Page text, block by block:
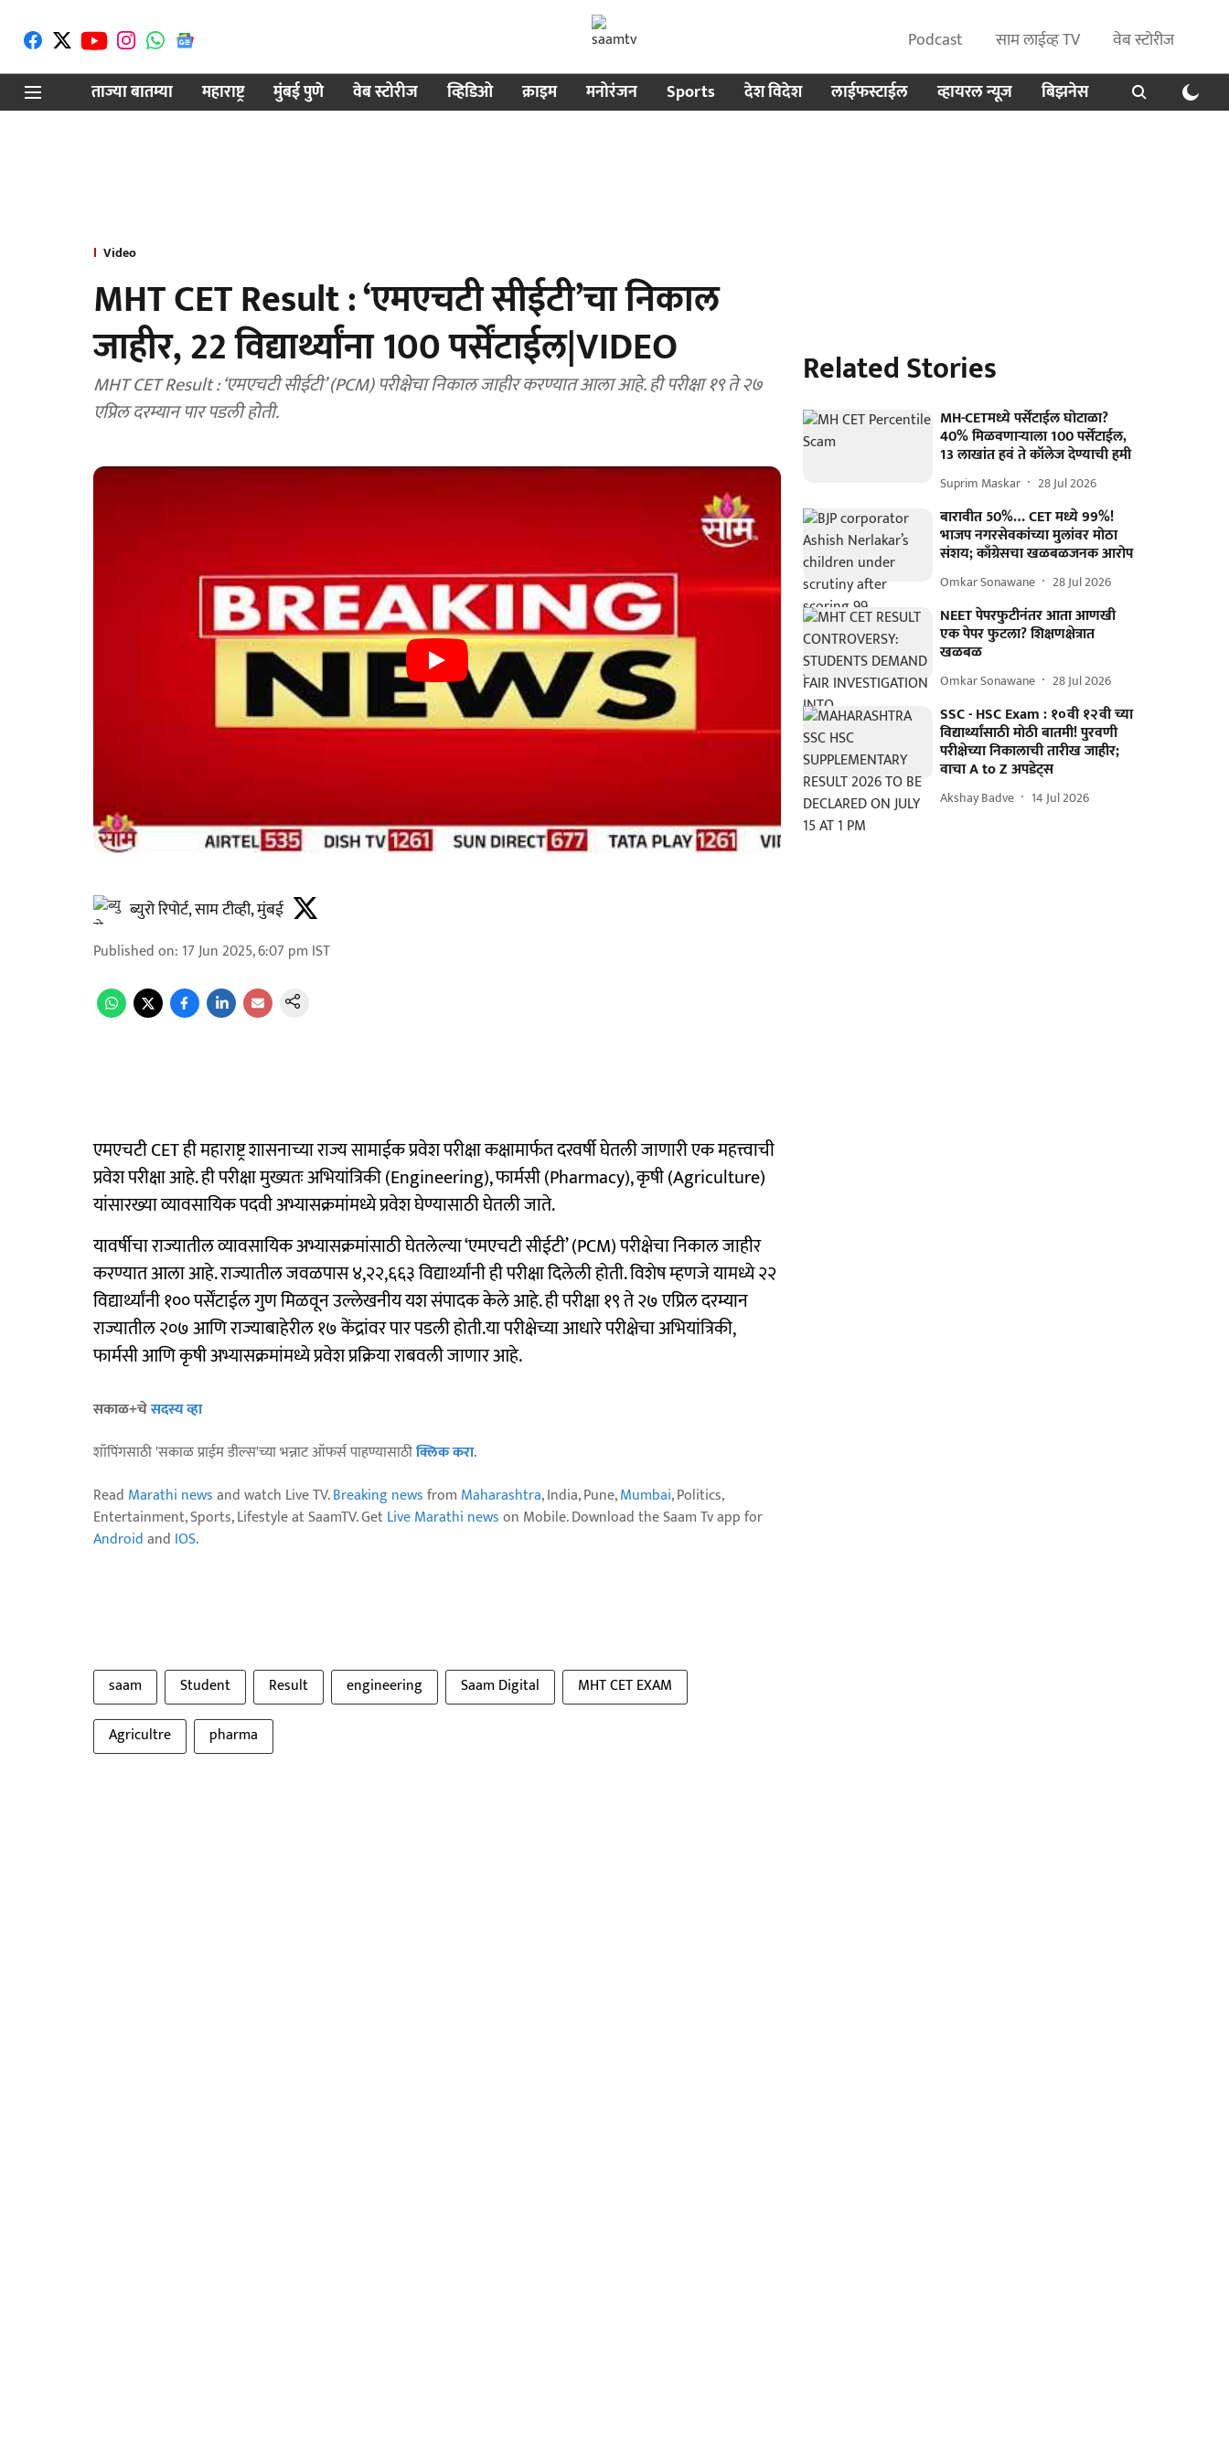
Podcast साम लाईव्ह TV
वेब स्टोरीज
ताज्या बातम्या
महाराष्ट्र मुंबई पुणे वेब स्टोरीज व्हिडिओ क्राइम मनोरंजन Sports देश विदेश लाईफस्टाईल व्हायरल न्यूज बिझनेस
Video
MHT CET Result : ‘एमएचटी सीईटी’चा निकाल
जाहीर, 22 विद्यार्थ्यांना 100 पर्सेंटाईल|VIDEO
MHT CET Result : ‘एमएचटी सीईटी’ (PCM) परीक्षेचा निकाल जाहीर करण्यात आला आहे. ही परीक्षा १९ ते २७
एप्रिल दरम्यान पार पडली होती.
ब्युरो रिपोर्ट, साम टीव्ही, मुंबई
Published on: 17 Jun 2025, 6:07 pm IST
एमएचटी CET ही महाराष्ट्र शासनाच्या राज्य सामाईक प्रवेश परीक्षा कक्षामार्फत दरवर्षी घेतली जाणारी एक महत्त्वाची
प्रवेश परीक्षा आहे. ही परीक्षा मुख्यतः अभियांत्रिकी (Engineering), फार्मसी (Pharmacy), कृषी (Agriculture)
यांसारख्या व्यावसायिक पदवी अभ्यासक्रमांमध्ये प्रवेश घेण्यासाठी घेतली जाते.
यावर्षीचा राज्यातील व्यावसायिक अभ्यासक्रमांसाठी घेतलेल्या ‘एमएचटी सीईटी’ (PCM) परीक्षेचा निकाल जाहीर
करण्यात आला आहे. राज्यातील जवळपास ४,२२,६६३ विद्यार्थ्यांनी ही परीक्षा दिलेली होती. विशेष म्हणजे यामध्ये २२
विद्यार्थ्यांनी १०० पर्सेंटाईल गुण मिळवून उल्लेखनीय यश संपादक केले आहे. ही परीक्षा १९ ते २७ एप्रिल दरम्यान
राज्यातील २०७ आणि राज्याबाहेरील १७ केंद्रांवर पार पडली होती.या परीक्षेच्या आधारे परीक्षेचा अभियांत्रिकी,
फार्मसी आणि कृषी अभ्यासक्रमांमध्ये प्रवेश प्रक्रिया राबवली जाणार आहे.
सकाळ+चेसदस्य व्हा
शॉपिंगसाठी 'सकाळ प्राईम डील्स'च्या भन्नाट ऑफर्स पाहण्यासाठीक्लिक करा.
Read Marathi newsand watch Live TV.Breaking newsfrom Maharashtra, India, Pune,Mumbai, Politics,
Entertainment, Sports, Lifestyle at SaamTV. GetLive Marathi newson Mobile. Download the Saam Tv app for
Androidand IOS.
saam Student Result engineering Saam Digital
MHT CET EXAM
Agricultre
pharma
Related Stories
MH-CETमध्ये पर्सेंटाईल घोटाळा?
40% मिळवणाऱ्याला 100 पर्सेंटाईल,
13 लाखांत हवं ते कॉलेज देण्याची हमी
Suprim Maskar 28 Jul 2026
बारावीत 50%… CET मध्ये 99%!
भाजप नगरसेवकांच्या मुलांवर मोठा
संशय; काँग्रेसचा खळबळजनक आरोप
Omkar Sonawane 28 Jul 2026
NEET पेपरफुटीनंतर आता आणखी
एक पेपर फुटला? शिक्षणक्षेत्रात
खळबळ
Omkar Sonawane 28 Jul 2026
SSC - HSC Exam : १०वी १२वी च्या
विद्यार्थ्यांसाठी मोठी बातमी! पुरवणी
परीक्षेच्या निकालाची तारीख जाहीर;
वाचा A to Z अपडेट्स
Akshay Badve 14 Jul 2026